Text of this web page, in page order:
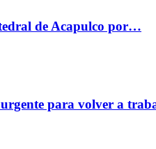
de Acapulco por…
urgente para volver a